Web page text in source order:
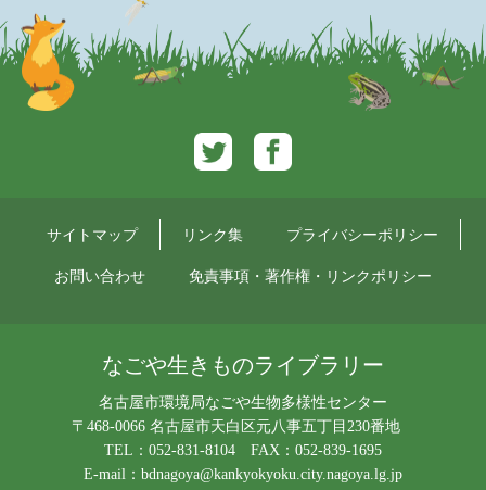
Twitter
サイトマップ リンク集 プライバシーポリシー
お問い合わせ 免責事項・著作権・リンクポリシー
なごや生きものライブラリー
名古屋市環境局なごや生物多様性センター
〒468-0066 名古屋市天白区元八事五丁目230番地
TEL：052-831-8104 FAX：052-839-1695
E-mail： bdnagoya@kankyokyoku.city.nagoya.lg.jp